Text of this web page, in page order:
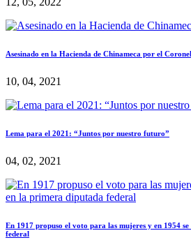
Asesinado en la Hacienda de Chinameca por el
10, 04, 2021
Lema para el 2021: “Juntos por nuestro futuro”
04, 02, 2021
En 1917 propuso el voto para las mujeres y en 1954
federal